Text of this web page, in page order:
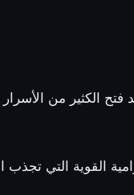
الكثير من الأسرار
القوية التي